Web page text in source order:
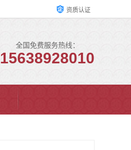
资质认证
全国免费服务热线：
15638928010